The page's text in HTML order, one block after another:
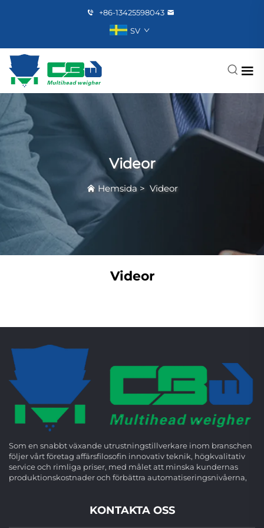
+86-13425598043
SV
Videor
Hemsida > Videor
Videor
Som en snabbt växande utrustningstillverkare inom branschen
följer vårt företag affärsfilosofin innovativ teknik, högkvalitativ
service och rimliga priser, med målet att minska kundernas
produktionskostnader och förbättra automatiseringsnivåerna,
KONTAKTA OSS